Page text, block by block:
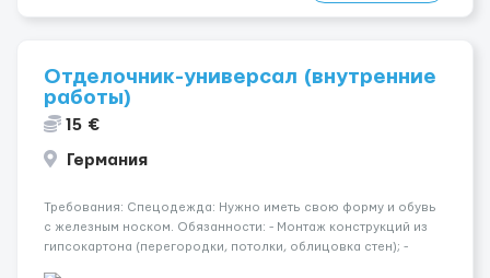
Отделочник-универсал (внутренние
работы)
15 €
Германия
Требования: Спецодежда: Нужно иметь свою форму и обувь
с железным носком. Обязанности: - Монтаж конструкций из
гипсокартона (перегородки, потолки, облицовка стен); -